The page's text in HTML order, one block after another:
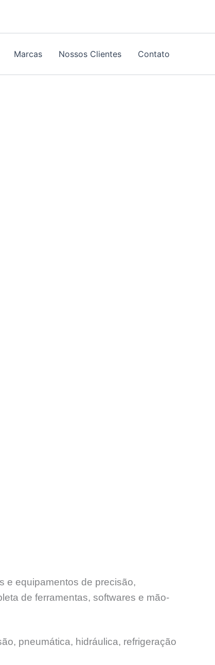
Marcas Nossos Clientes Contato
e equipamentos de precisão,
de ferramentas, softwares e mão-
pneumática, hidráulica, refrigeração